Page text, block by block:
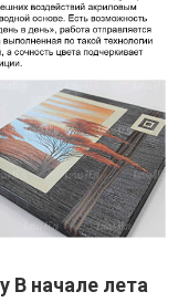
В начале лета